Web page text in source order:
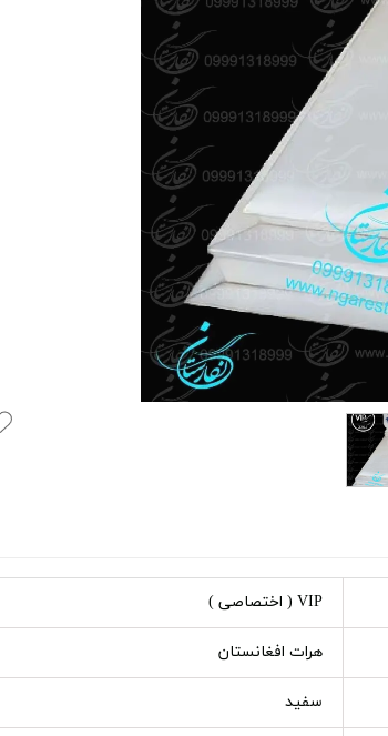
VIP ( اختصاصی )
هرات افغانستان
سفید